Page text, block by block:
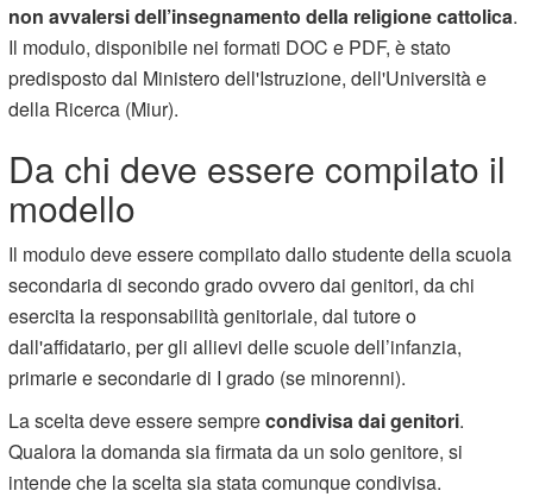
non avvalersi dell’insegnamento della religione cattolica.
Il modulo, disponibile nei formati DOC e PDF, è stato
predisposto dal Ministero dell'Istruzione, dell'Università e
della Ricerca (Miur).
Da chi deve essere compilato il
modello
Il modulo deve essere compilato dallo studente della scuola
secondaria di secondo grado ovvero dai genitori, da chi
esercita la responsabilità genitoriale, dal tutore o
dall'affidatario, per gli allievi delle scuole dell’infanzia,
primarie e secondarie di I grado (se minorenni).
La scelta deve essere semprecondivisa dai genitori.
Qualora la domanda sia firmata da un solo genitore, si
intende che la scelta sia stata comunque condivisa.